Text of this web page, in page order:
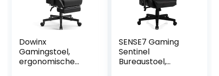
Dowinx
Gamingstoel,
ergonomische
SENSE7 Gaming
Sentinel
Bureaustoel,